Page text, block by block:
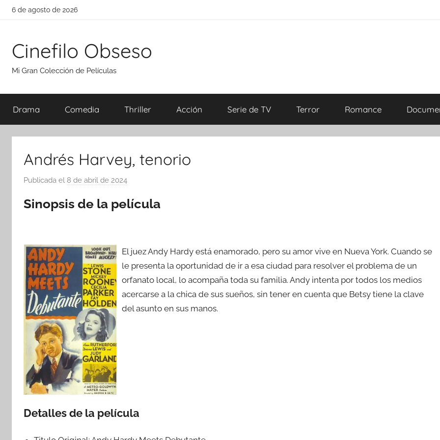
Saltar
6 de agosto de 2026
Cinefilo Obseso
Mi Gran Colección de Películas
Drama Comedia Thriller Acción Serie de TV Terror Romance
Andrés Harvey, tenorio
Publicada el 8 de abril de 2024
r
Sinopsis de la película
El juez Andy Hardy está enamorado, pero su amor vive en Nueva York. Cuando se
le presenta la oportunidad de ir a esa ciudad para resolver el problema de un
orfanato local, lo acompaña toda su familia. Andy intenta por todos los medios
acercarse a la chica de sus sueños, sin tener en cuenta que Betsy tiene la clave
del asunto en sus manos.
Detalles de la película